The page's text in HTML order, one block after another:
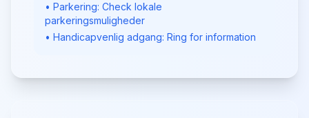
• Parkering: Check lokale
parkeringsmuligheder
• Handicapvenlig adgang: Ring for information